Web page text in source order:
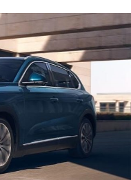
WhatsApp İhbar
Hattı
Facebook